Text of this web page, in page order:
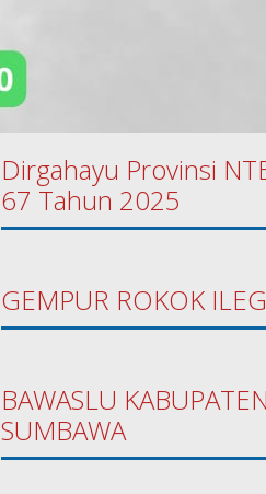
Dirgahayu Provinsi
67 Tahun 2025
GEMPUR ROKOK
BAWASLU KABUPATEN
SUMBAWA